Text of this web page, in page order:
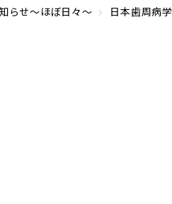
らせ～ほぼ日々～ 日本歯周病